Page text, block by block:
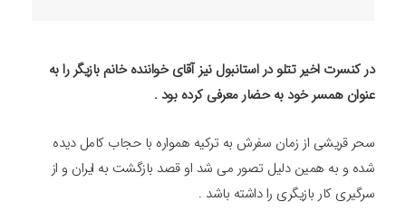
در کنسرت اخیر تتلو در استانبول نیز آقای خواننده خانم بازیگر را به
عنوان همسر خود به حضار معرفی کرده بود .
سحر قریشی از زمان سفرش به ترکیه همواره با حجاب کامل دیده
شده و به همین دلیل تصور می شد او قصد بازگشت به ایران و از
سرگیری کار بازیگری را داشته باشد .